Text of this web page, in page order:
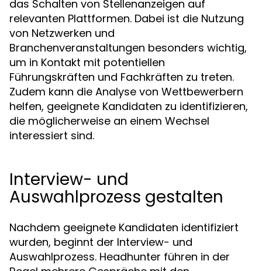
das Schalten von Stellenanzeigen auf
relevanten Plattformen. Dabei ist die Nutzung
von Netzwerken und
Branchenveranstaltungen besonders wichtig,
um in Kontakt mit potentiellen
Führungskräften und Fachkräften zu treten.
Zudem kann die Analyse von Wettbewerbern
helfen, geeignete Kandidaten zu identifizieren,
die möglicherweise an einem Wechsel
interessiert sind.
Interview- und
Auswahlprozess gestalten
Nachdem geeignete Kandidaten identifiziert
wurden, beginnt der Interview- und
Auswahlprozess. Headhunter führen in der